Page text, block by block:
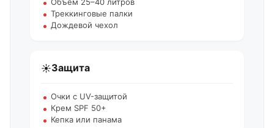
Треккинговые палки
Дождевой чехол
☀️Защита
Очки с UV-защитой
Крем SPF 50+
Кепка или панама